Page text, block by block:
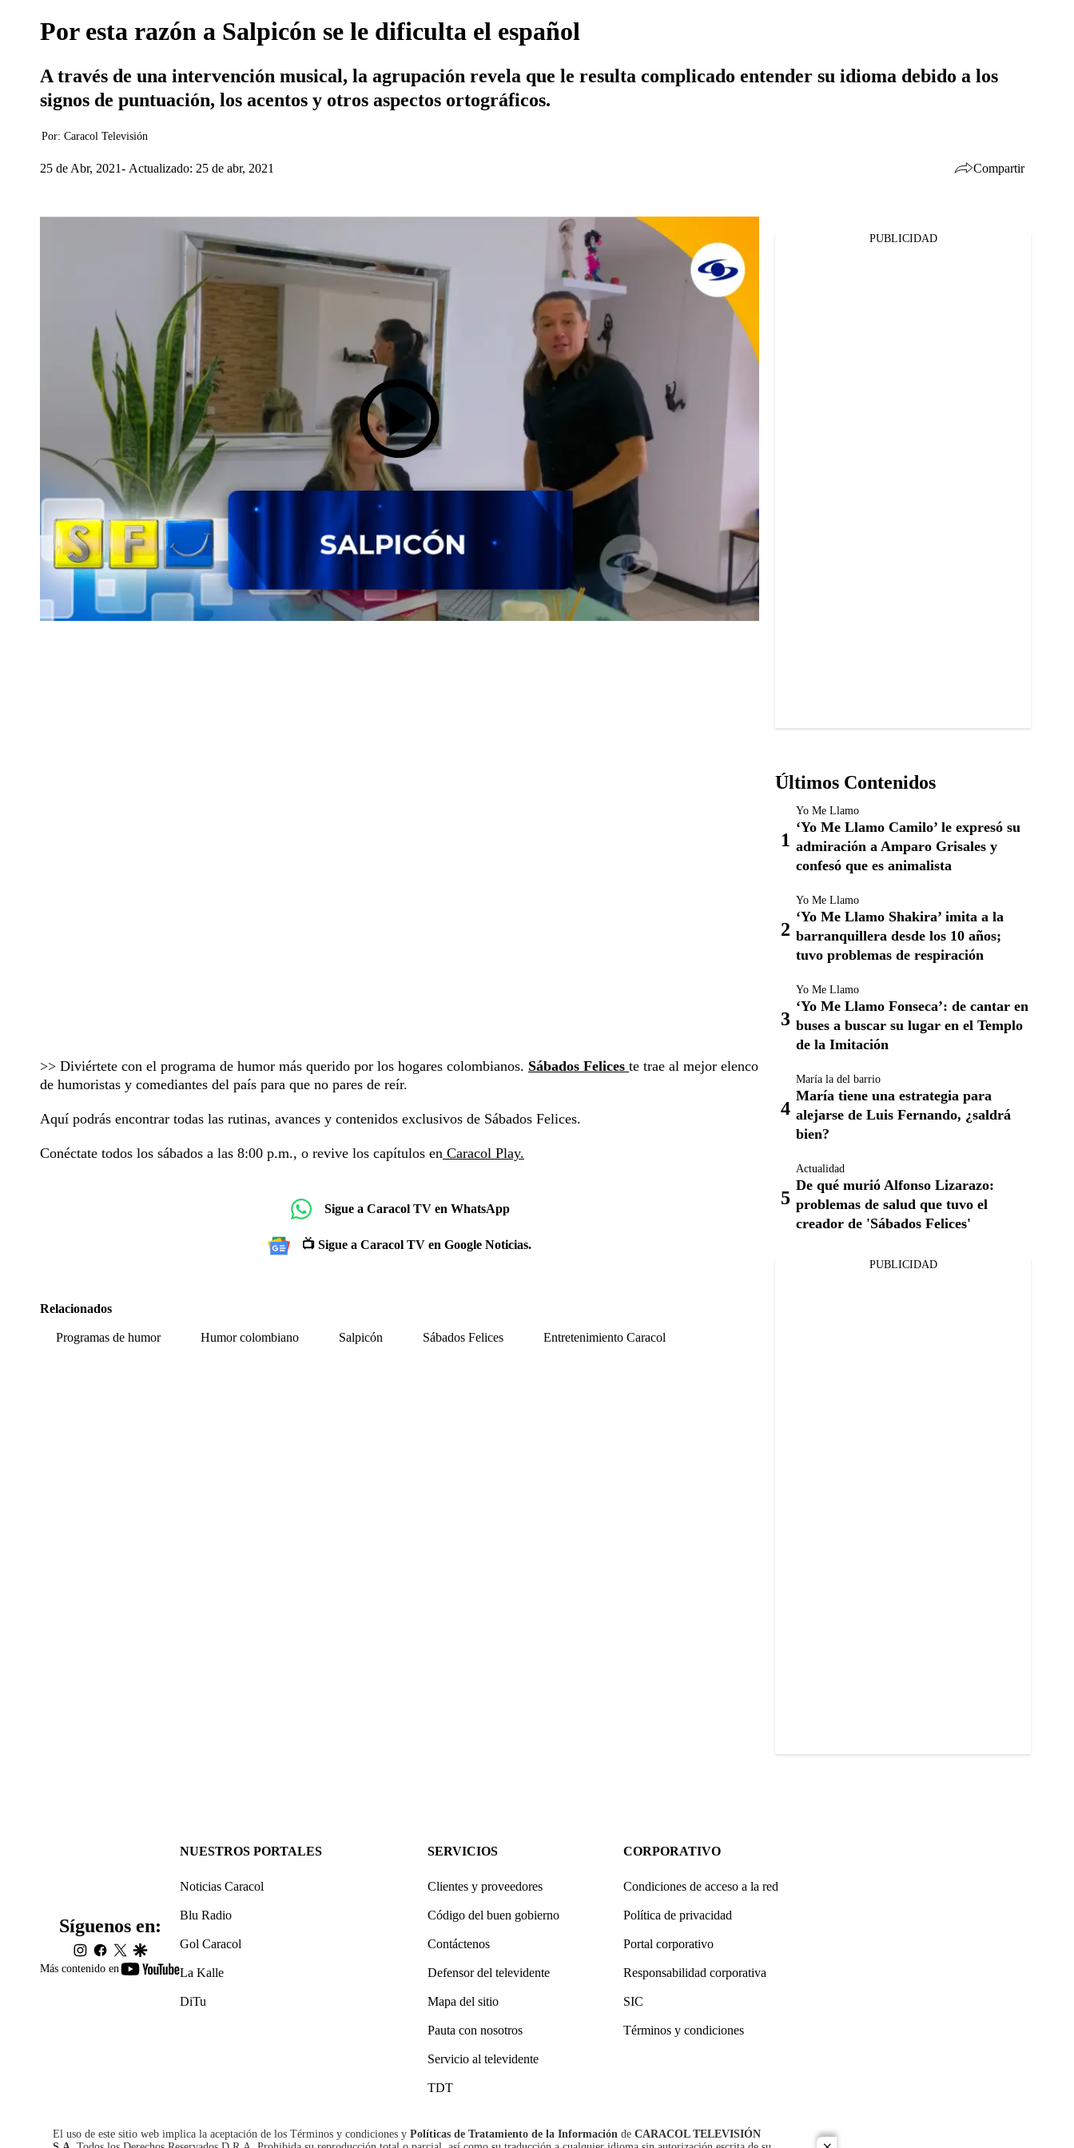
Por esta razón a Salpicón se le dificulta el español
A través de una intervención musical, la agrupación revela que le resulta complicado entender su idioma debido a los
signos de puntuación, los acentos y otros aspectos ortográficos.
Por: Caracol Televisión
25 de Abr, 2021 Actualizado: 25 de abr, 2021 Compartir
>> Diviértete con el programa de humor más querido por los hogares colombianos. Sábados Felices te trae al mejor elenco
de humoristas y comediantes del país para que no pares de reír.
Aquí podrás encontrar todas las rutinas, avances y contenidos exclusivos de Sábados Felices.
Conéctate todos los sábados a las 8:00 p.m., o revive los capítulos en Caracol Play.
Sigue a Caracol TV en WhatsApp
📺 Sigue a Caracol TV en Google Noticias.
Relacionados
Programas de humor Humor colombiano Salpicón Sábados Felices Entretenimiento Caracol
PUBLICIDAD
Últimos Contenidos
Yo Me Llamo
‘Yo Me Llamo Camilo’ le expresó su
admiración a Amparo Grisales y
confesó que es animalista
Yo Me Llamo
‘Yo Me Llamo Shakira’ imita a la
barranquillera desde los 10 años;
tuvo problemas de respiración
Yo Me Llamo
‘Yo Me Llamo Fonseca’: de cantar en
buses a buscar su lugar en el Templo
de la Imitación
María la del barrio
María tiene una estrategia para
alejarse de Luis Fernando, ¿saldrá
bien?
Actualidad
De qué murió Alfonso Lizarazo:
problemas de salud que tuvo el
creador de 'Sábados Felices'
PUBLICIDAD
Más contenido en
youtube-
Síguenos en:
instagram
facebook
twittergoogle
NUESTROS PORTALES
Noticias Caracol
Blu Radio
Gol Caracol
La Kalle
DiTu
SERVICIOS
Clientes y proveedores
Código del buen gobierno
Contáctenos
Defensor del televidente
Mapa del sitio
Pauta con nosotros
Servicio al televidente
TDT
CORPORATIVO
Condiciones de acceso a la red
Política de privacidad
Portal corporativo
Responsabilidad corporativa
SIC
Términos y condiciones
El uso de este sitio web implica la aceptación de los Términos y condiciones y Políticas de Tratamiento de la Información de CARACOL TELEVISIÓN